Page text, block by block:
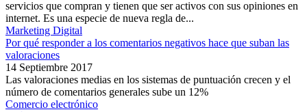
servicios que compran y tienen que ser activos con sus opiniones en
internet. Es una especie de nueva regla de...
Marketing Digital
Por qué responder a los comentarios negativos hace que suban las
valoraciones
14 Septiembre 2017
Las valoraciones medias en los sistemas de puntuación crecen y el
número de comentarios generales sube un 12%
Comercio electrónico